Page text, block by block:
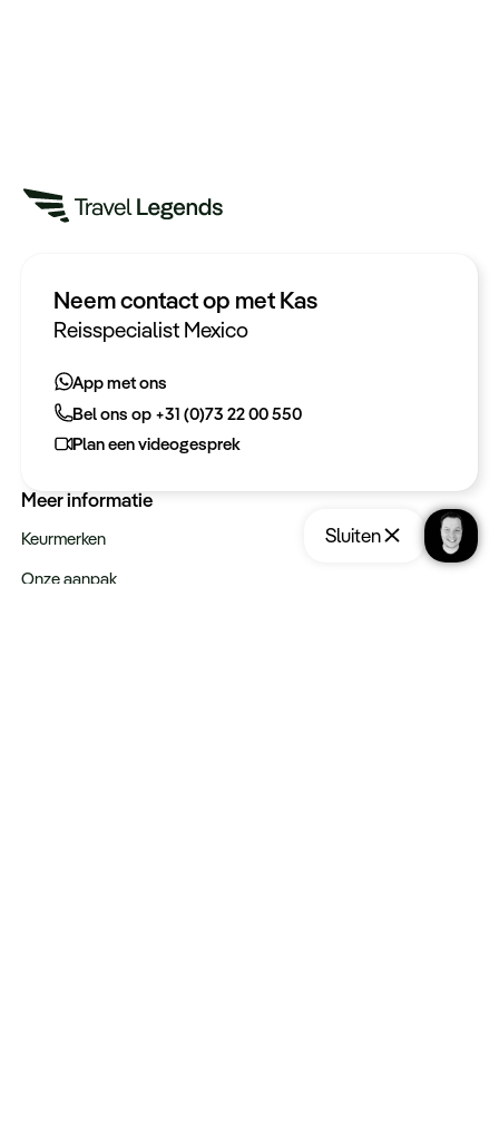
Sluiten
Neem contact op met Kas
Reisspecialist Mexico
App met ons
Bel ons op +31 (0)73 22 00 550
Plan een videogesprek
Heeft u een vraag?
Bel ons op +31 (0)73 22 00 550
Plan een videogesprek
Meer informatie
Keurmerken
Onze aanpak